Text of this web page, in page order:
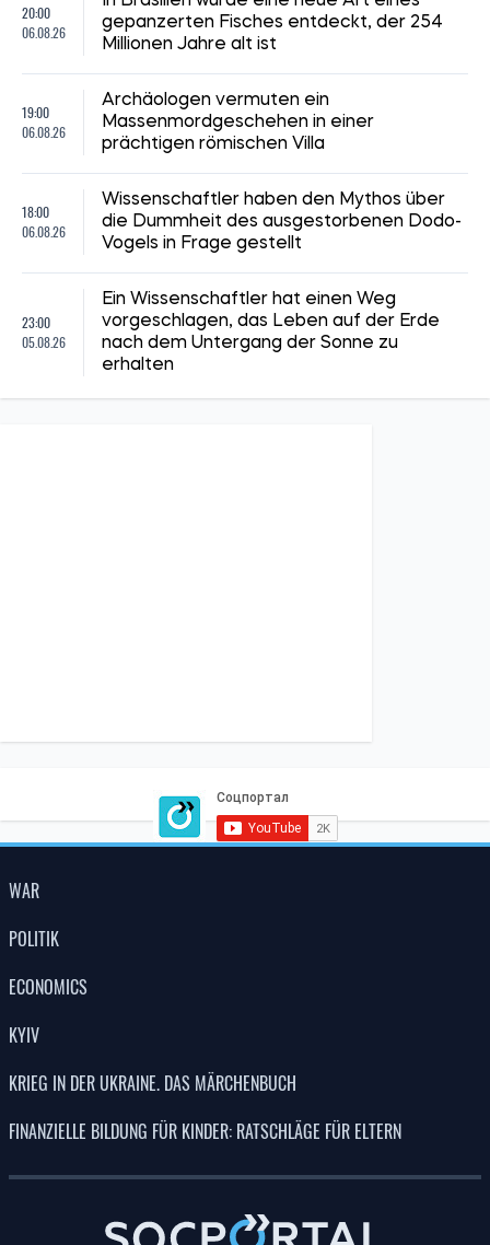
20:00
06.08.26
gepanzerten Fisches entdeckt, der 254
Millionen Jahre alt ist
19:00
06.08.26
Archäologen vermuten ein
Massenmordgeschehen in einer
prächtigen römischen Villa
18:00
06.08.26
Wissenschaftler haben den Mythos über
die Dummheit des ausgestorbenen Dodo-
Vogels in Frage gestellt
23:00
05.08.26
Ein Wissenschaftler hat einen Weg
vorgeschlagen, das Leben auf der Erde
nach dem Untergang der Sonne zu
erhalten
WAR
POLITIK
ECONOMICS
KYIV
KRIEG IN DER UKRAINE. DAS MÄRCHENBUCH
FINANZIELLE BILDUNG FÜR KINDER: RATSCHLÄGE FÜR ELTERN